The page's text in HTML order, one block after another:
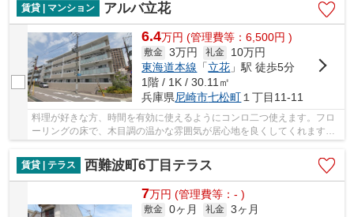
賃貸 | マンション
アルバ立花
6.4万円 (管理費等：6,500円 )
敷金 3万円 礼金
10万円
東海道本線 「立花 」駅 徒歩5分
1階 / 1K / 30.11㎡
兵庫県尼崎市七松町１丁目11-11
料理が好きな方、時間を有効に使えるようにコンロ二つ使えます。フロ
ーリングの床で、木目調の温かな雰囲気が居心地を良くしてくれます。
賃貸 | テラス
西難波町6丁目テラス
7万円 (管理費等：- )
敷金 0ヶ月 礼金 3ヶ月